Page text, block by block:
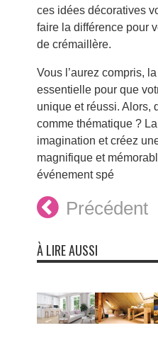
ces idées décoratives
faire la différence pour
de crémaillère.
Vous l’aurez compris,
essentielle pour que
unique et réussi. Alors,
comme thématique ?
imagination et créez
magnifique et
événement spé
Précédent
À LIRE AUSSI